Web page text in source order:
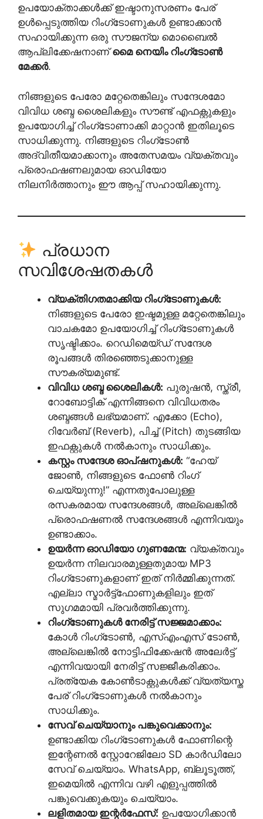
ഉപയോക്താക്കൾക്ക് ഇഷ്ടാനുസരണം പേര്
ഉൾപ്പെടുത്തിയ റിംഗ്‌ടോണുകൾ ഉണ്ടാക്കാൻ
സഹായിക്കുന്ന ഒരു സൗജന്യ മൊബൈൽ
ആപ്ലിക്കേഷനാണ്മൈ നെയിം റിംഗ്‌ടോൺ
മേക്കർ.
നിങ്ങളുടെ പേരോ മറ്റേതെങ്കിലും സന്ദേശമോ
വിവിധ ശബ്ദ ശൈലികളും സൗണ്ട് എഫക്റ്റുകളും
ഉപയോഗിച്ച് റിംഗ്‌ടോണാക്കി മാറ്റാൻ ഇതിലൂടെ
സാധിക്കുന്നു. നിങ്ങളുടെ റിംഗ്‌ടോൺ
അദ്വിതീയമാക്കാനും അതേസമയം വ്യക്തവും
പ്രൊഫഷണലുമായ ഓഡിയോ
നിലനിർത്താനും ഈ ആപ്പ് സഹായിക്കുന്നു.
പ്രധാന
സവിശേഷതകൾ
വ്യക്തിഗതമാക്കിയ റിംഗ്‌ടോണുകൾ:
നിങ്ങളുടെ പേരോ ഇഷ്ടമുള്ള മറ്റേതെങ്കിലും
വാചകമോ ഉപയോഗിച്ച് റിംഗ്‌ടോണുകൾ
സൃഷ്ടിക്കാം. റെഡിമെയ്ഡ് സന്ദേശ
രൂപങ്ങൾ തിരഞ്ഞെടുക്കാനുള്ള
സൗകര്യമുണ്ട്.
വിവിധ ശബ്ദ ശൈലികൾ: പുരുഷൻ, സ്ത്രീ,
റോബോട്ടിക് എന്നിങ്ങനെ വിവിധതരം
ശബ്ദങ്ങൾ ലഭ്യമാണ്. എക്കോ (Echo),
റിവേർബ് (Reverb), പിച്ച് (Pitch) തുടങ്ങിയ
ഇഫക്റ്റുകൾ നൽകാനും സാധിക്കും.
കസ്റ്റം സന്ദേശ ഓപ്ഷനുകൾ: “ഹേയ്
ജോൺ, നിങ്ങളുടെ ഫോൺ റിംഗ്
ചെയ്യുന്നു!” എന്നതുപോലുള്ള
രസകരമായ സന്ദേശങ്ങൾ, അല്ലെങ്കിൽ
പ്രൊഫഷണൽ സന്ദേശങ്ങൾ എന്നിവയും
ഉണ്ടാക്കാം.
ഉയർന്ന ഓഡിയോ ഗുണമേന്മ: വ്യക്തവും
ഉയർന്ന നിലവാരമുള്ളതുമായ MP3
റിംഗ്‌ടോണുകളാണ് ഇത് നിർമ്മിക്കുന്നത്.
എല്ലാ സ്മാർട്ട്‌ഫോണുകളിലും ഇത്
സുഗമമായി പ്രവർത്തിക്കുന്നു.
റിംഗ്‌ടോണുകൾ നേരിട്ട് സജ്ജമാക്കാം:
കോൾ റിംഗ്‌ടോൺ, എസ്എംഎസ് ടോൺ,
അല്ലെങ്കിൽ നോട്ടിഫിക്കേഷൻ അലേർട്ട്
എന്നിവയായി നേരിട്ട് സജ്ജീകരിക്കാം.
പ്രത്യേക കോൺടാക്റ്റുകൾക്ക് വ്യത്യസ്ത
പേര് റിംഗ്‌ടോണുകൾ നൽകാനും
സാധിക്കും.
സേവ് ചെയ്യാനും പങ്കുവെക്കാനും:
ഉണ്ടാക്കിയ റിംഗ്‌ടോണുകൾ ഫോണിന്റെ
ഇന്റേണൽ സ്റ്റോറേജിലോ SD കാർഡിലോ
സേവ് ചെയ്യാം. WhatsApp, ബ്ലൂടൂത്ത്,
ഇമെയിൽ എന്നിവ വഴി എളുപ്പത്തിൽ
പങ്കുവെക്കുകയും ചെയ്യാം.
ലളിതമായ ഇന്റർഫേസ്: ഉപയോഗിക്കാൻ